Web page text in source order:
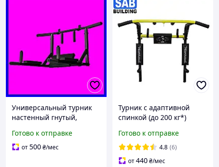
Универсальный турник
настенный гнутый,
брусья для занятий дома
с мягкими|ХОЧУ ЕГО
Готово к отправке
от500₴/мес
Турник с адаптивной
спинкой (до 200 кг*)
домашний настенный (на
стену) c крючками
Готово к отправке
4.8 (6)
от440₴/мес